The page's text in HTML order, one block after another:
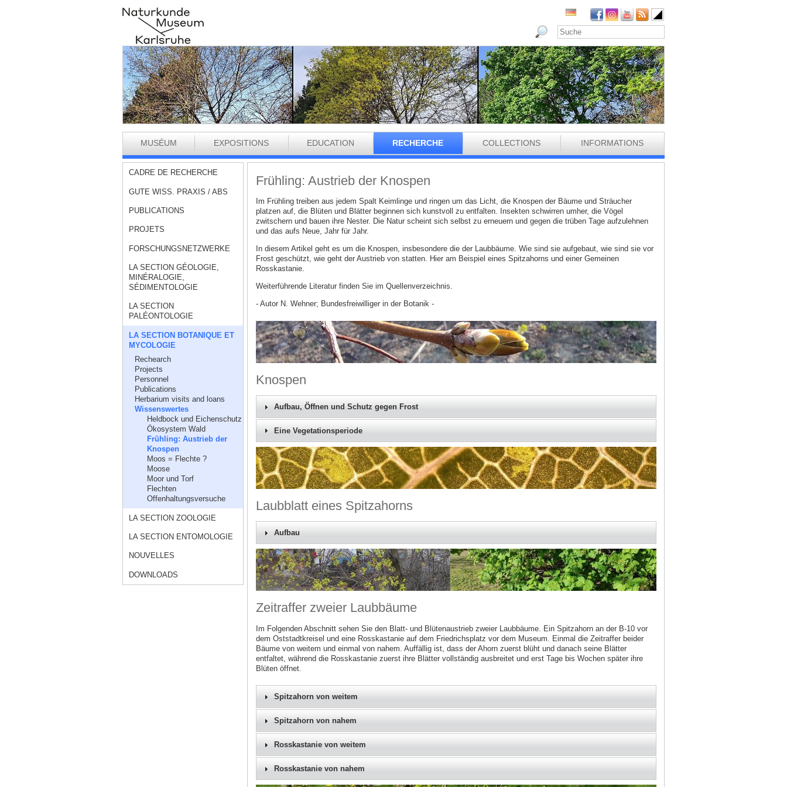
MUSÉUM EXPOSITIONS EDUCATION RECHERCHE COLLECTIONS INFORMATIONS
CADRE DE RECHERCHE
GUTE WISS. PRAXIS / ABS
PUBLICATIONS
PROJETS
FORSCHUNGSNETZWERKE
LA SECTION GÉOLOGIE,
MINÉRALOGIE,
SÉDIMENTOLOGIE
LA SECTION
PALÉONTOLOGIE
LA SECTION BOTANIQUE ET
MYCOLOGIE
Rechearch
Projects
Personnel
Publications
Herbarium visits and loans
Wissenswertes
Heldbock und Eichenschutz
Ökosystem Wald
Frühling: Austrieb der
Knospen
Moos = Flechte ?
Moose
Moor und Torf
Flechten
Offenhaltungsversuche
LA SECTION ZOOLOGIE
LA SECTION ENTOMOLOGIE
NOUVELLES
DOWNLOADS
Frühling: Austrieb der Knospen
Im Frühling treiben aus jedem Spalt Keimlinge und ringen um das Licht, die Knospen der Bäume und Sträucher
platzen auf, die Blüten und Blätter beginnen sich kunstvoll zu entfalten. Insekten schwirren umher, die Vögel
zwitschern und bauen ihre Nester. Die Natur scheint sich selbst zu erneuern und gegen die trüben Tage aufzulehnen
und das aufs Neue, Jahr für Jahr.
In diesem Artikel geht es um die Knospen, insbesondere die der Laubbäume. Wie sind sie aufgebaut, wie sind sie vor
Frost geschützt, wie geht der Austrieb von statten. Hier am Beispiel eines Spitzahorns und einer Gemeinen
Rosskastanie.
Weiterführende Literatur finden Sie im Quellenverzeichnis.
- Autor N. Wehner; Bundesfreiwilliger in der Botanik -
Knospen
Aufbau, Öffnen und Schutz gegen Frost
Eine Vegetationsperiode
Laubblatt eines Spitzahorns
Aufbau
Zeitraffer zweier Laubbäume
Im Folgenden Abschnitt sehen Sie den Blatt- und Blütenaustrieb zweier Laubbäume. Ein Spitzahorn an der B-10 vor
dem Oststadtkreisel und eine Rosskastanie auf dem Friedrichsplatz vor dem Museum. Einmal die Zeitraffer beider
Bäume von weitem und einmal von nahem. Auffällig ist, dass der Ahorn zuerst blüht und danach seine Blätter
entfaltet, während die Rosskastanie zuerst ihre Blätter vollständig ausbreitet und erst Tage bis Wochen später ihre
Blüten öffnet.
Spitzahorn von weitem
Spitzahorn von nahem
Rosskastanie von weitem
Rosskastanie von nahem